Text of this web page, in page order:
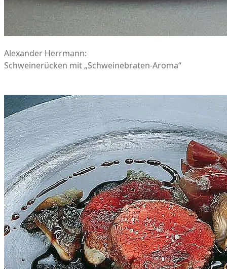
Alexander Herrmann:
Schweinerücken mit „Schweinebraten-Aroma“